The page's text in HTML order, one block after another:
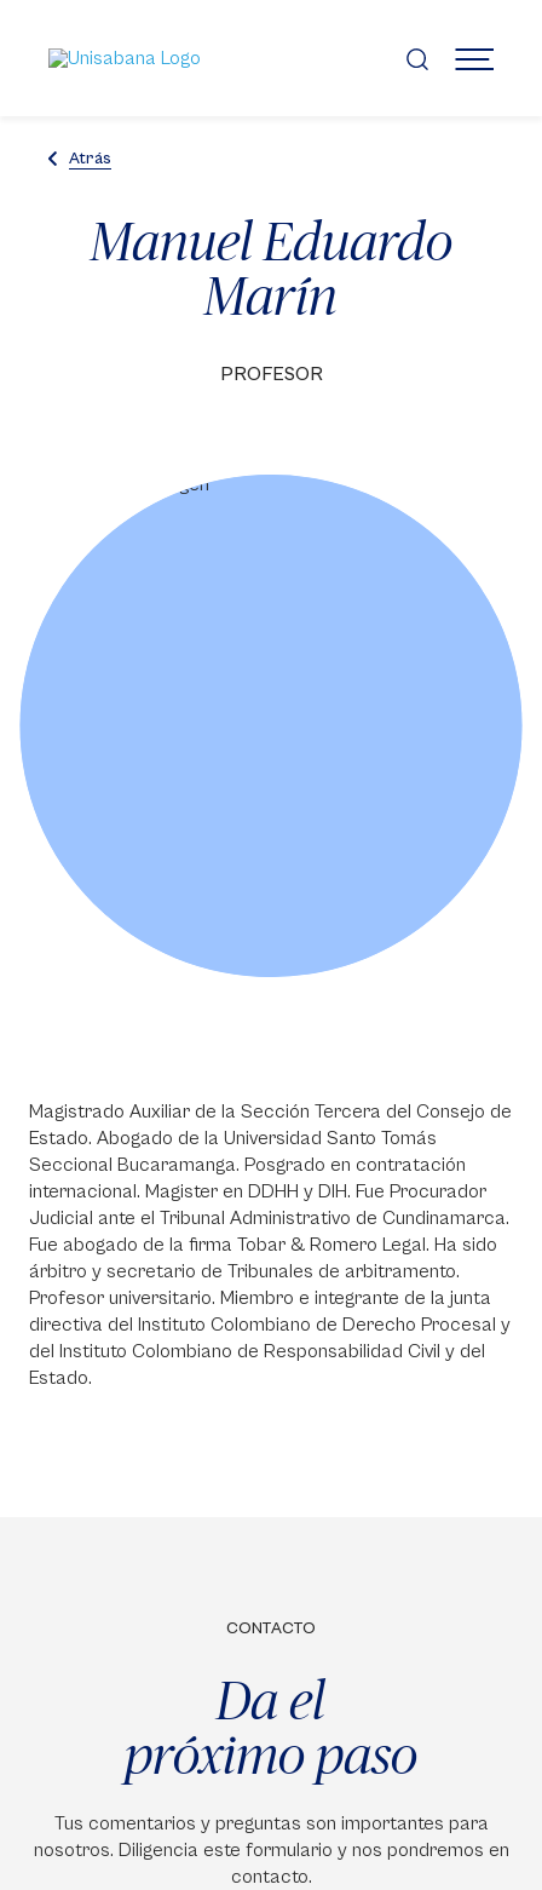
contenido
principal
MENÚ
Atrás
Manuel Eduardo
Marín
PROFESOR
Magistrado Auxiliar de la Sección Tercera del Consejo de
Estado. Abogado de la Universidad Santo Tomás
Seccional Bucaramanga. Posgrado en contratación
internacional. Magister en DDHH y DIH. Fue Procurador
Judicial ante el Tribunal Administrativo de Cundinamarca.
Fue abogado de la firma Tobar & Romero Legal. Ha sido
árbitro y secretario de Tribunales de arbitramento.
Profesor universitario. Miembro e integrante de la junta
directiva del Instituto Colombiano de Derecho Procesal y
del Instituto Colombiano de Responsabilidad Civil y del
Estado.
CONTACTO
Da el
próximo paso
Tus comentarios y preguntas son importantes para
nosotros. Diligencia este formulario y nos pondremos en
contacto.